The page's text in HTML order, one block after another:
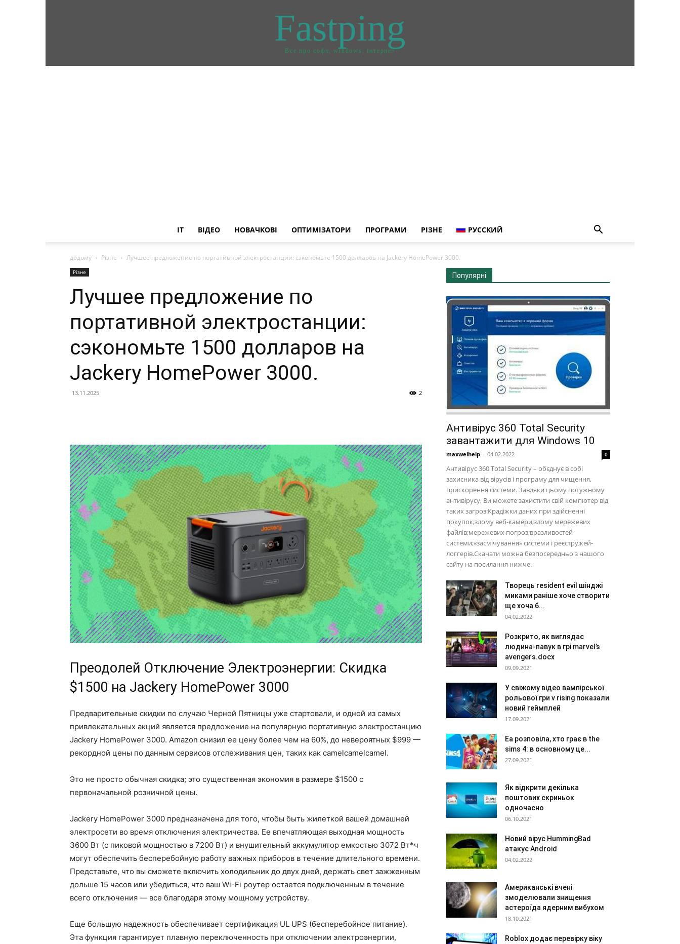
Fastping
Все про софт, windows, інтернет
IT ВІДЕО НОВАЧКОВІ ОПТИМІЗАТОРИ ПРОГРАМИ РІЗНЕ РУССКИЙ
додому Різне Лучшее предложение по портативной электростанции: сэкономьте 1500 долларов на Jackery HomePower 3000.
Різне
Лучшее предложение по
портативной электростанции:
сэкономьте 1500 долларов на
Jackery HomePower 3000.
13.11.2025 2
Преодолей Отключение Электроэнергии: Скидка
$1500 на Jackery HomePower 3000
Предварительные скидки по случаю Черной Пятницы уже стартовали, и одной из самых
привлекательных акций является предложение на популярную портативную электростанцию
Jackery HomePower 3000. Amazon снизил ее цену более чем на 60%, до невероятных $999 —
рекордной цены по данным сервисов отслеживания цен, таких как camelcamelcamel.
Это не просто обычная скидка; это существенная экономия в размере $1500 с
первоначальной розничной цены.
Jackery HomePower 3000 предназначена для того, чтобы быть жилеткой вашей домашней
электросети во время отключения электричества. Ее впечатляющая выходная мощность
3600 Вт (с пиковой мощностью в 7200 Вт) и внушительный аккумулятор емкостью 3072 Вт*ч
могут обеспечить бесперебойную работу важных приборов в течение длительного времени.
Представьте, что вы сможете включить холодильник до двух дней, держать свет зажженным
дольше 15 часов или убедиться, что ваш Wi-Fi роутер остается подключенным в течение
всего отключения — все благодаря этому мощному устройству.
Еще большую надежность обеспечивает сертификация UL UPS (бесперебойное питание).
Эта функция гарантирует плавную переключенность при отключении электроэнергии,
Популярні
Антивірус 360 Total Security
завантажити для Windows 10
maxwelhelp - 04.02.2022 0
Антивірус 360 Total Security – обєднує в собі
захисника від вірусів і програму для чищення,
прискорення системи. Завдяки цьому потужному
антивірусу, Ви можете захистити свій компютер від
таких загроз:Крадіжки даних при здійсненні
покупок;злому веб-камери;злому мережевих
файлів;мережевих погроз;вразливостей
системи;«засмічування» системи і реєстру;кей-
логгерів.Скачати можна безпосередньо з нашого
сайту на посилання нижче.
Творець resident evil шінджі
миками раніше хоче створити
ще хоча б...
04.02.2022
Розкрито, як виглядає
людина-павук в грі marvel’s
avengers.docx
09.09.2021
У свіжому відео вампірської
рольової гри v rising показали
новий геймплей
17.09.2021
Ea розповіла, хто грає в the
sims 4: в основному це...
27.09.2021
Як відкрити декілька
поштових скриньок
одночасно
06.10.2021
Новий вірус HummingBad
атакує Android
04.02.2022
Американські вчені
змоделювали знищення
астероїда ядерним вибухом
18.10.2021
Roblox додає перевірку віку